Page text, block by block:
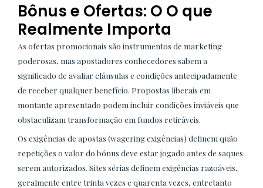
Bônus e Ofertas: O O que
Realmente Importa
As ofertas promocionais são instrumentos de marketing
poderosas, mas apostadores conhecedores sabem a
significado de avaliar cláusulas e condições antecipadamente
de receber qualquer benefício. Propostas liberais em
montante apresentado podem incluir condições inviáveis que
obstaculizam transformação em fundos retiráveis.
Os exigências de apostas (wagering exigências) definem quão
repetições o valor do bónus deve estar jogado antes de saques
serem autorizados. Sites sérias definem exigências razoáveis,
geralmente entre trinta vezes e quarenta vezes, entretanto